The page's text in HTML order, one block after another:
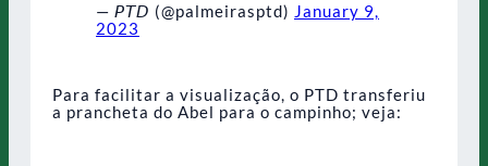
— 𝘗𝘛𝘋 (@palmeirasptd) January 9,
2023
Para facilitar a visualização, o PTD transferiu
a prancheta do Abel para o campinho; veja: